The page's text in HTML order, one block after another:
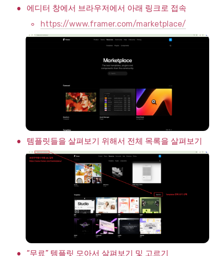
• 에디터 창에서 브라우저에서 아래 링크로 접속
◦ https://www.framer.com/marketplace/
• 템플릿들을 살펴보기 위해서 전체 목록을 살펴보기
“무료” 템플릿 모아서 살펴보기 및 고르기